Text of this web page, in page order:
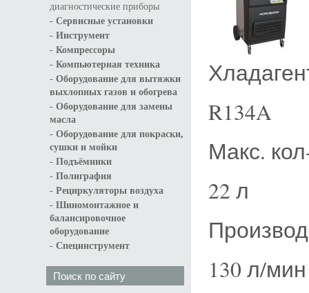
диагностические приборы
- Сервисные установки
- Инструмент
- Компрессоры
- Компьютерная техника
- Оборудование для вытяжки
выхлопных газов и обогрева
- Оборудование для замены
масла
- Оборудование для покраски,
сушки и мойки
- Подъёмники
- Полиграфия
- Рециркуляторы воздуха
- Шиномонтажное и
балансировочное
оборудование
- Специнструмент
Поиск по сайту
R134A
Макс.
22 л
130 л/мин